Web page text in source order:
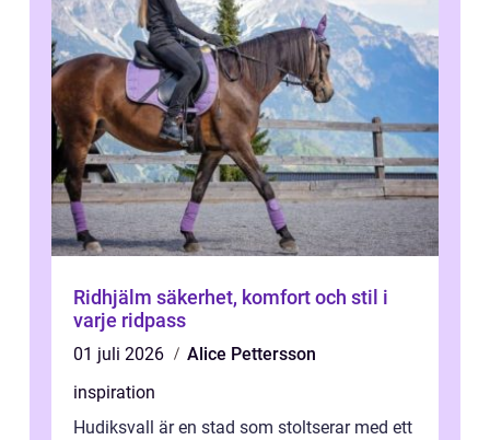
Ridhjälm säkerhet, komfort och stil i
varje ridpass
01 juli 2026
Alice Pettersson
inspiration
Hudiksvall är en stad som stoltserar med ett